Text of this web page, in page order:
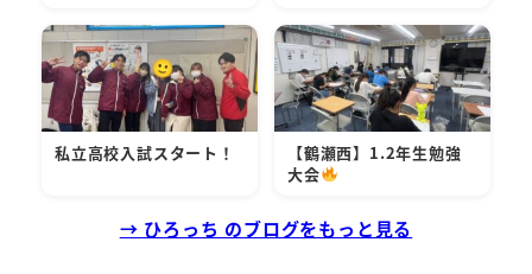
私立高校入試スタート！
【鶴瀬西】1.2年生勉強
大会
→ ひろっち のブログをもっと見る